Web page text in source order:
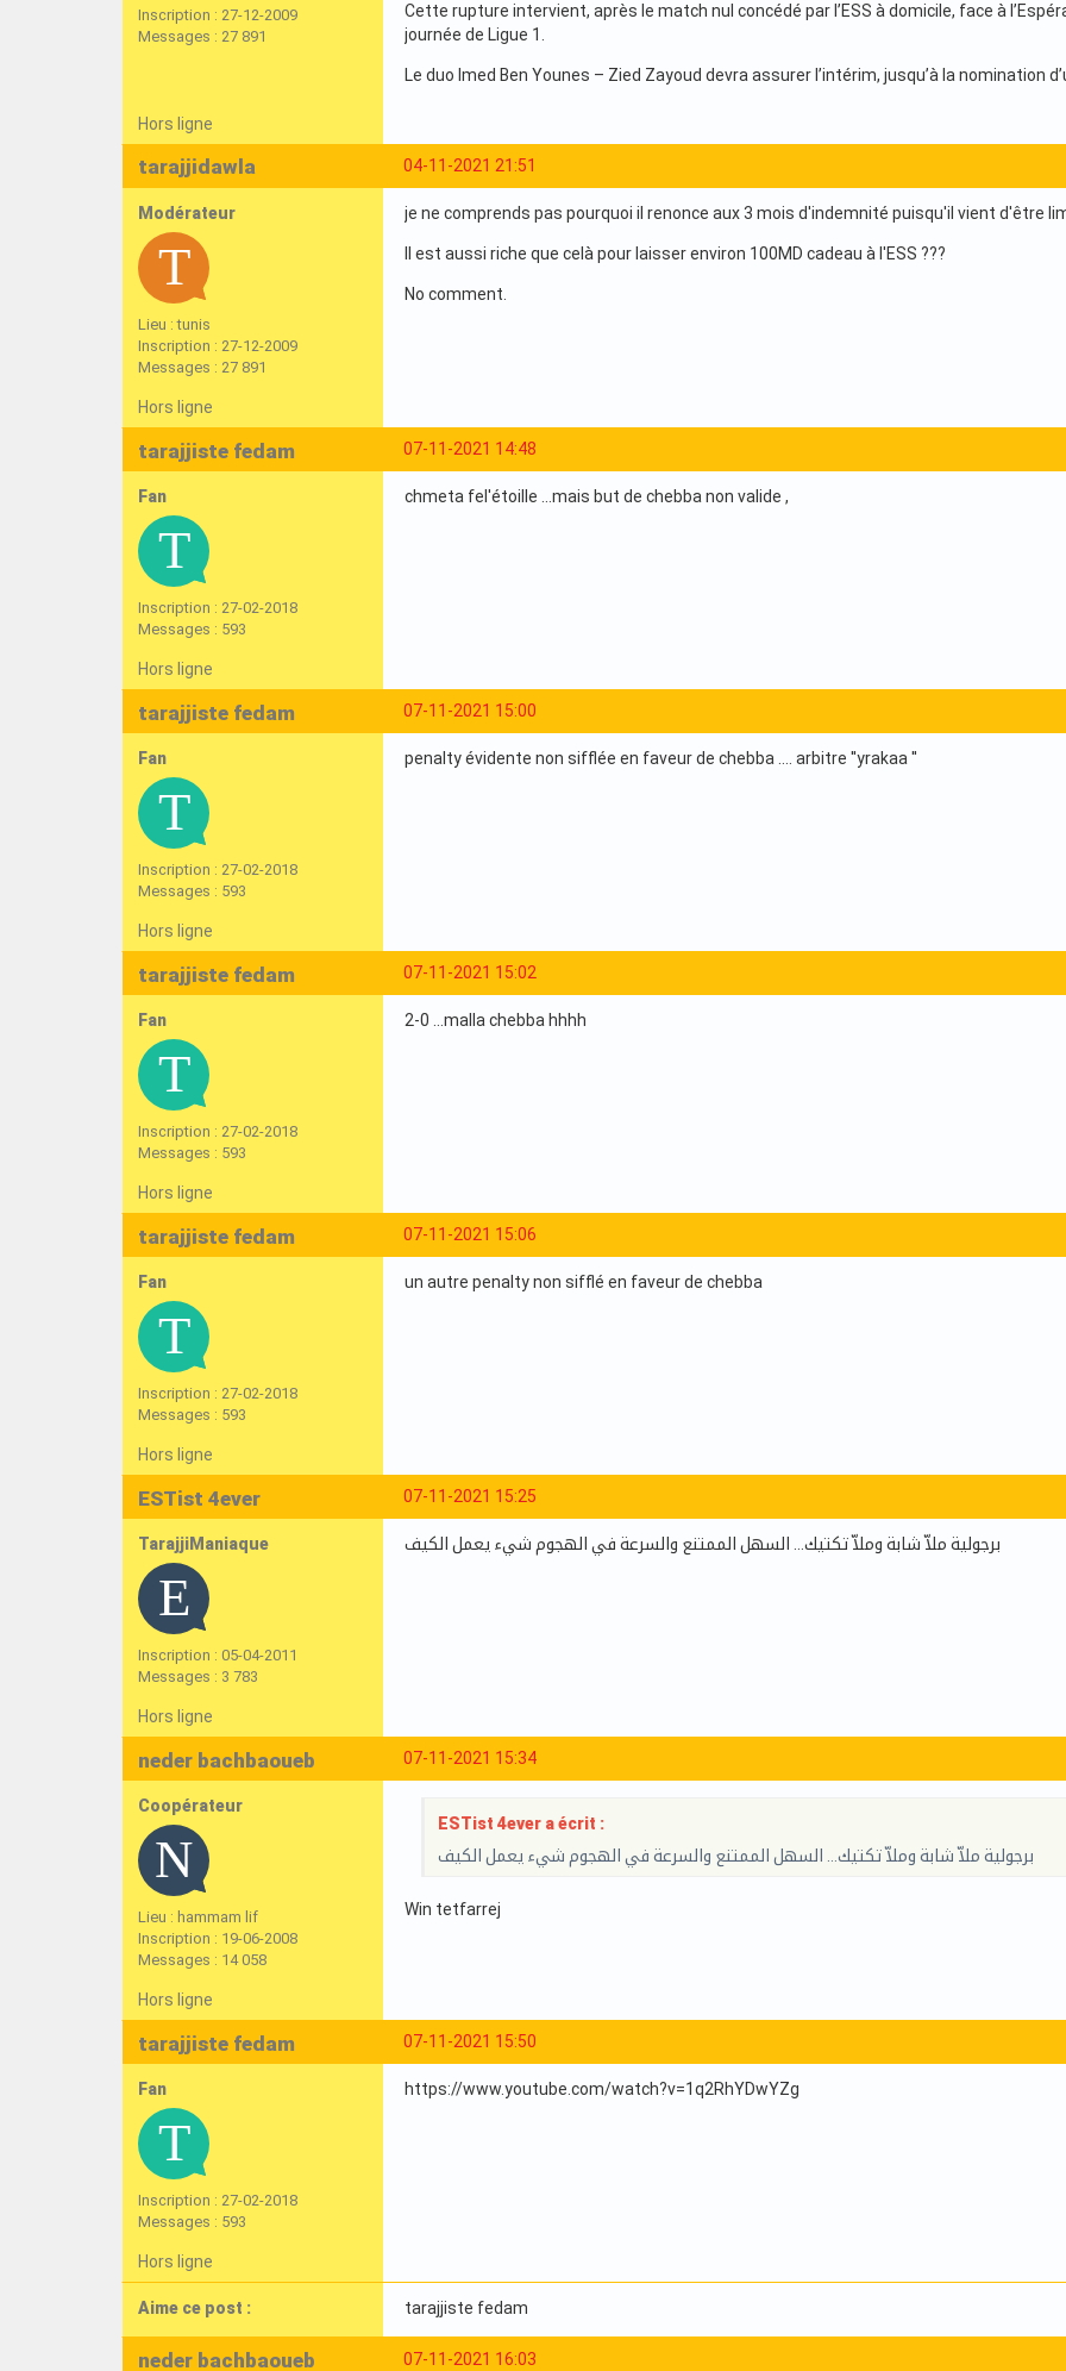
Inscription : 27-12-2009
Messages : 27 891
Cette rupture intervient, après le match nul concédé par l’ESS à domicile, face à
journée de Ligue 1.
Le duo Imed Ben Younes – Zied Zayoud devra assurer l’intérim, jusqu’à la nomination
Hors ligne
04-11-2021 21:51
tarajjidawla
Modérateur
Lieu : tunis
Inscription : 27-12-2009
Messages : 27 891
je ne comprends pas pourquoi il renonce aux 3 mois d'indemnité puisqu'il vient d'être
Il est aussi riche que celà pour laisser environ 100MD cadeau à l'ESS ???
No comment.
Hors ligne
07-11-2021 14:48
tarajjiste fedam
Fan
Inscription : 27-02-2018
Messages : 593
chmeta fel'étoille ...mais but de chebba non valide ,
Hors ligne
07-11-2021 15:00
tarajjiste fedam
Fan
Inscription : 27-02-2018
Messages : 593
penalty évidente non sifflée en faveur de chebba .... arbitre ''yrakaa ''
Hors ligne
07-11-2021 15:02
tarajjiste fedam
Fan
Inscription : 27-02-2018
Messages : 593
2-0 ...malla chebba hhhh
Hors ligne
07-11-2021 15:06
tarajjiste fedam
Fan
Inscription : 27-02-2018
Messages : 593
un autre penalty non sifflé en faveur de chebba
Hors ligne
07-11-2021 15:25
ESTist 4ever
TarajjiManiaque
Inscription : 05-04-2011
Messages : 3 783
برجولية ملاّ شابة وملاّ تكتيك… السهل الممتنع والسرعة في الهجوم شيء يعمل الكيف
Hors ligne
07-11-2021 15:34
neder bachbaoueb
Coopérateur
Lieu : hammam lif
Inscription : 19-06-2008
Messages : 14 058
ESTist 4ever a écrit :
برجولية ملاّ شابة وملاّ تكتيك… السهل الممتنع والسرعة في الهجوم شيء يعمل الكيف
Win tetfarrej
Hors ligne
07-11-2021 15:50
tarajjiste fedam
Fan
Inscription : 27-02-2018
Messages : 593
https://www.youtube.com/watch?v=1q2RhYDwYZg
Hors ligne
Aime ce post : tarajjiste fedam
07-11-2021 16:03
neder bachbaoueb